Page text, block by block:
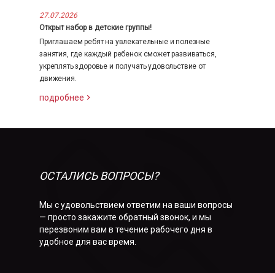
27.07.2026
Открыт набор в детские группы!
Приглашаем ребят на увлекательные и полезные
занятия, где каждый ребенок сможет развиваться,
укреплять здоровье и получать удовольствие от
движения.
подробнее
ОСТАЛИСЬ ВОПРОСЫ?
Мы с удовольствием ответим на ваши вопросы
— просто закажите обратный звонок, и мы
перезвоним вам в течение рабочего дня в
удобное для вас время.